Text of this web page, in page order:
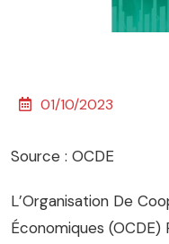
01/10/2023
Source : OCDE
L’Organisation De
Économiques